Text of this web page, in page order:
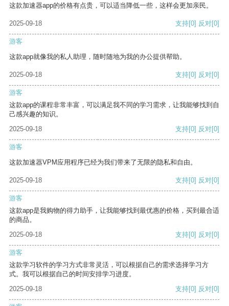
这款加速器app的价格有点贵，可以适当降低一些，这样会更加亲民。
2025-09-18 支持[0] 反对[0]
游客
这款app就像我的私人助理，随时随地为我的办公提供帮助。
2025-09-18 支持[0] 反对[0]
游客
这款app的课程非常丰富，可以满足我不同的学习需求，让我能够找到自
己感兴趣的知识。
2025-09-18
支持[0] 反对[0]
游客
这款加速器VPM应用程序已经为我们带来了无限的隐私和自由。
2025-09-18 支持[0] 反对[0]
游客
这款app是我购物的得力助手，让我能够找到最优惠的价格，买到最合适
的商品。
2025-09-18
支持[0] 反对[0]
游客
这款学习软件的学习方式非常灵活，可以根据自己的需求选择学习方
式。我可以根据自己的时间安排学习进度。
2025-09-18
支持[0] 反对[0]